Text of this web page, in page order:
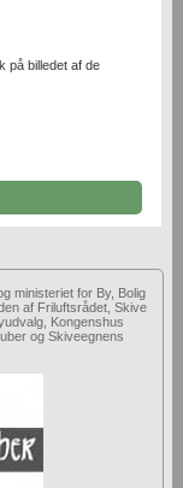
på billedet af de
ministeriet for By, Bolig
af Friluftsrådet, Skive
Kongenshus
og Skiveegnens